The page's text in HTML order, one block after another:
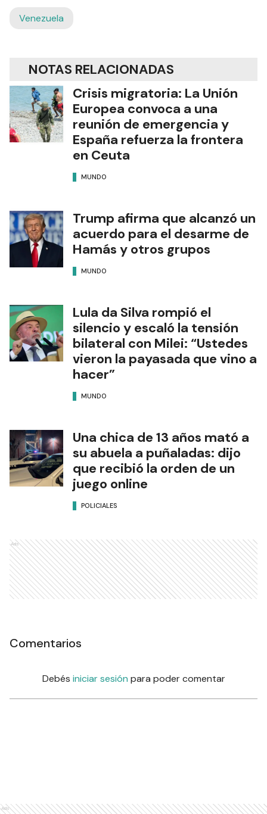
Venezuela
NOTAS RELACIONADAS
Crisis migratoria: La Unión
Europea convoca a una
reunión de emergencia y
España refuerza la frontera
en Ceuta
MUNDO
Trump afirma que alcanzó un
acuerdo para el desarme de
Hamás y otros grupos
MUNDO
Lula da Silva rompió el
silencio y escaló la tensión
bilateral con Milei: “Ustedes
vieron la payasada que vino a
hacer”
MUNDO
Una chica de 13 años mató a
su abuela a puñaladas: dijo
que recibió la orden de un
juego online
POLICIALES
Ads
Comentarios
Debés iniciar sesión para poder comentar
Ads